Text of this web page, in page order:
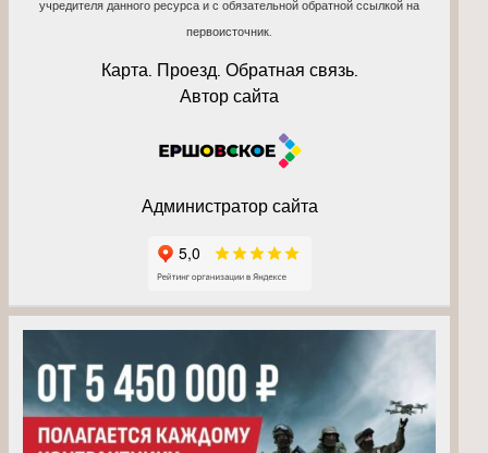
учредителя данного ресурса и с обязательной обратной ссылкой на
первоисточник.
Карта. Проезд. Обратная связь.
Автор сайта
Администратор сайта